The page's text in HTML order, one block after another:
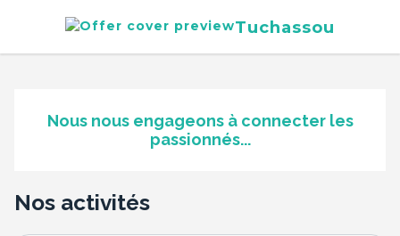
Tuchassou
Nous nous engageons à connecter les
passionnés...
Nos activités